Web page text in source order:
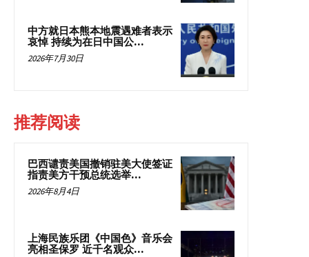
中方就日本熊本地震遇难者表示
哀悼 持续为在日中国公...
2026年7月30日
推荐阅读
巴西谴责美国撤销驻美大使签证
指责美方干预总统选举...
2026年8月4日
上海民族乐团《中国色》音乐会
亮相圣保罗 近千名观众...